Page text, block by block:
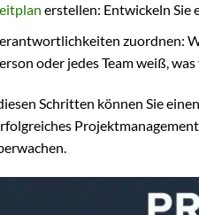
erstellen: Entwickeln Sie
zuordnen:
oder jedes Team weiß,
Schritten können Sie